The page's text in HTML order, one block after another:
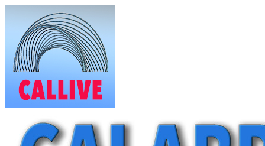
contenuto